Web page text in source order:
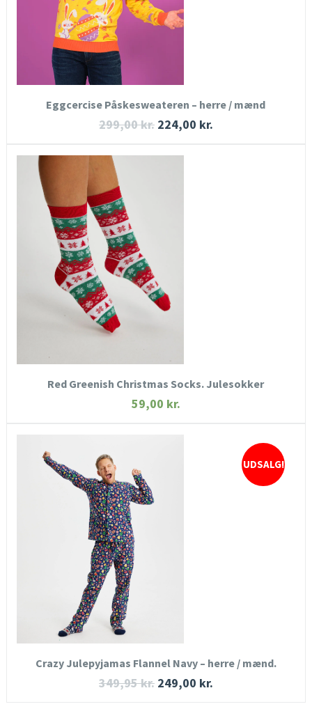
Eggcercise Påskesweateren – herre / mænd
299,00kr. 224,00 kr.
HURTIGT KIG
SE MERE
Red Greenish Christmas Socks. Julesokker
59,00 kr.
UDSALG!
HURTIGT KIG
Crazy Julepyjamas Flannel Navy – herre / mænd.
349,95kr. 249,00 kr.